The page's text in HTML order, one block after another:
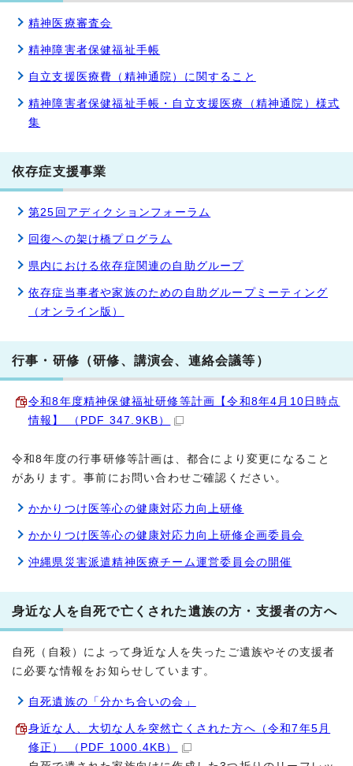
精神医療審査会
精神障害者保健福祉手帳
自立支援医療費（精神通院）に関すること
精神障害者保健福祉手帳・自立支援医療（精神通院）様式
集
依存症支援事業
第25回アディクションフォーラム
回復への架け橋プログラム
県内における依存症関連の自助グループ
依存症当事者や家族のための自助グループミーティング
（オンライン版）
行事・研修（研修、講演会、連絡会議等）
令和8年度精神保健福祉研修等計画【令和8年4月10日時点
情報】 （PDF 347.9KB）
令和8年度の行事研修等計画は、都合により変更になること
があります。事前にお問い合わせご確認ください。
かかりつけ医等心の健康対応力向上研修
かかりつけ医等心の健康対応力向上研修企画委員会
沖縄県災害派遣精神医療チーム運営委員会の開催
身近な人を自死で亡くされた遺族の方・支援者の方へ
自死（自殺）によって身近な人を失ったご遺族やその支援者
に必要な情報をお知らせしています。
自死遺族の「分かち合いの会」
身近な人、大切な人を突然亡くされた方へ（令和7年5月
修正） （PDF 1000.4KB）